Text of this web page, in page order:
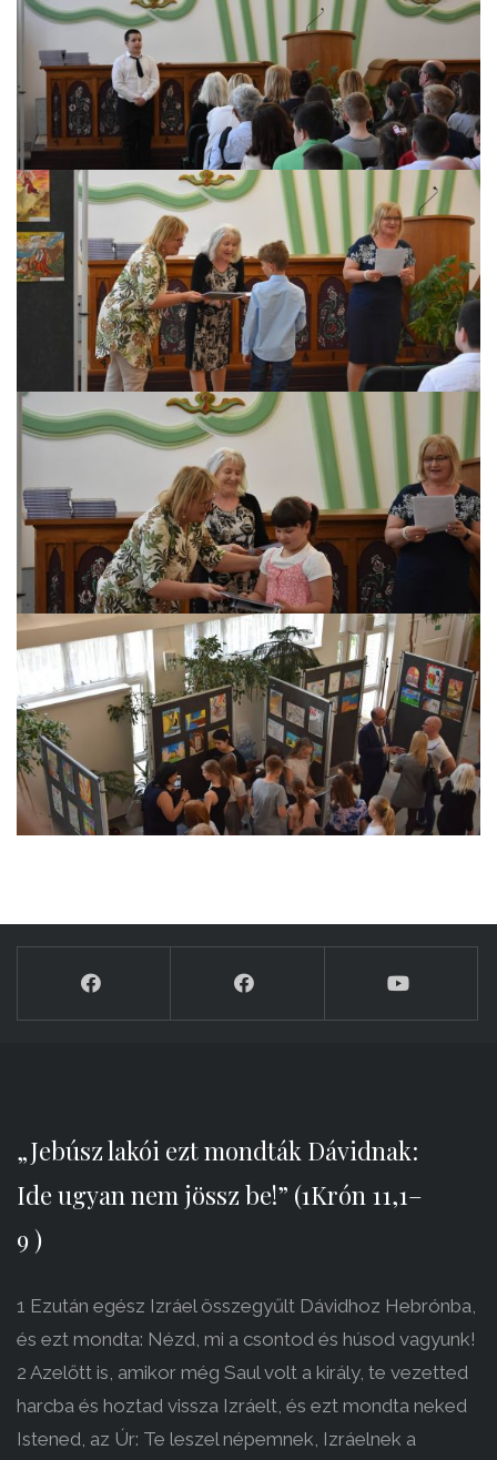
„Jebúsz lakói ezt mondták Dávidnak:
Ide ugyan nem jössz be!” (1Krón 11,1–
9 )
1 Ezután egész Izráel összegyűlt Dávidhoz Hebrónba,
és ezt mondta: Nézd, mi a csontod és húsod vagyunk!
2 Azelőtt is, amikor még Saul volt a király, te vezetted
harcba és hoztad vissza Izráelt, és ezt mondta neked
Istened, az Úr: Te leszel népemnek, Izráelnek a